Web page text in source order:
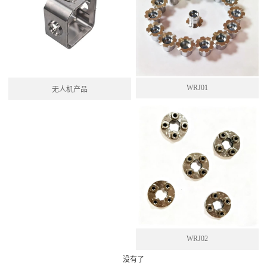
无人机产品 WRJ01
WRJ02
没有了